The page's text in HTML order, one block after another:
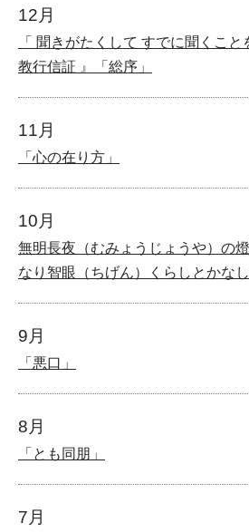
12月
「 聞きがたくして すでに聞くこと
教行信証 』「総序」
11月
「心の在り方」
10月
無明長夜（むみょうじょうや）の燈
なり智眼（ちげん）くらしとかな
9月
「悪口」
8月
「とも同朋」
7月